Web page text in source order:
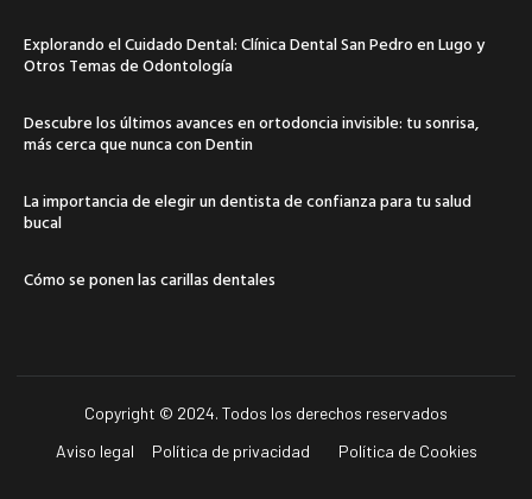
Explorando el Cuidado Dental: Clínica Dental San Pedro en Lugo y
Otros Temas de Odontología
Descubre los últimos avances en ortodoncia invisible: tu sonrisa,
más cerca que nunca con Dentin
La importancia de elegir un dentista de confianza para tu salud
bucal
Cómo se ponen las carillas dentales
Copyright © 2024. Todos los derechos reservados
Aviso legal
Política de privacidad Política de Cookies